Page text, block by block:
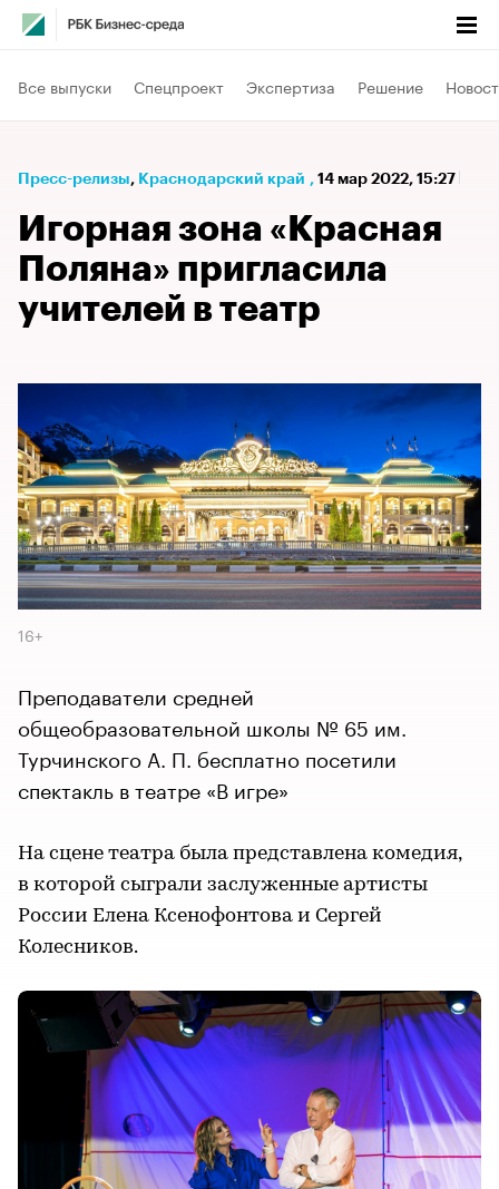
Все выпуски Спецпроект Экспертиза Решение
Пресс-релизы⁠, Краснодарский край , 14 мар 2022, 15:27
Игорная зона «Красная
Поляна» пригласила
учителей в театр
16+
Преподаватели средней
общеобразовательной школы № 65 им.
Турчинского А. П. бесплатно посетили
спектакль в театре «В игре»
На сцене театра была представлена комедия,
в которой сыграли заслуженные артисты
России Елена Ксенофонтова и Сергей
Колесников.